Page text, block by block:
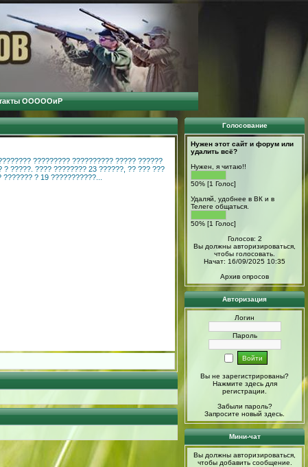
ОООООиР
????????? ?????????? ????? ??????
?????. ???? ???????? 23 ??????, ?? ??? ???
? 19 ???????????...
Голосование
Нужен этот сайт и форум или
удалить всё?
Нужен, я читаю!!
50% [1 Голос]
Удаляй, удобнее в ВК и в
Телеге общаться.
50% [1 Голос]
Голосов: 2
Вы должны авторизироваться,
чтобы голосовать.
Начат: 16/09/2025 10:35
Архив опросов
Авторизация
Логин
Пароль
Вы не зарегистрированы?
Нажмите здесьдля
регистрации.
Забыли пароль?
Запросите новый здесь.
Мини-чат
Вы должны авторизироваться,
чтобы добавить сообщение.